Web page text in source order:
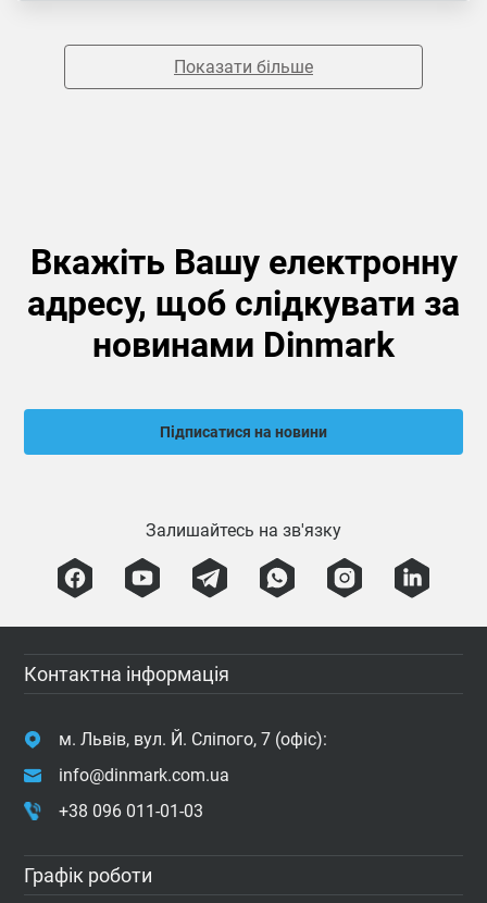
Показати більше
Вкажіть Вашу електронну
адресу, щоб слідкувати за
новинами Dinmark
Підписатися на новини
Залишайтесь на зв'язку
Контактна інформація
м. Львів, вул. Й. Сліпого, 7 (офіс):
info@dinmark.com.ua
+38 096 011-01-03
Графік роботи